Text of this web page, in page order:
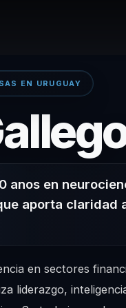
EN URUGUAY
anos en
aporta claridad
en sectores
liderazgo,